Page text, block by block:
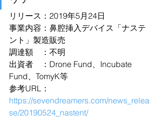
リリース：2019年5月24日
事業内容：鼻腔挿入デバイス「ナステ
ント」製造販売
調達額　：不明
出資者　：Drone Fund、Incubate
Fund、TomyK等
参考URL：
https://sevendreamers.com/news_relea
se/20190524_nastent/